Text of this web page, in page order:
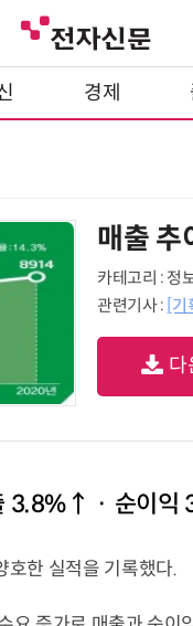
경제
매출 추
카테고리 : 정
관련기사 : [
다
3.8%↑ · 순이익
한 실적을 기록했다.